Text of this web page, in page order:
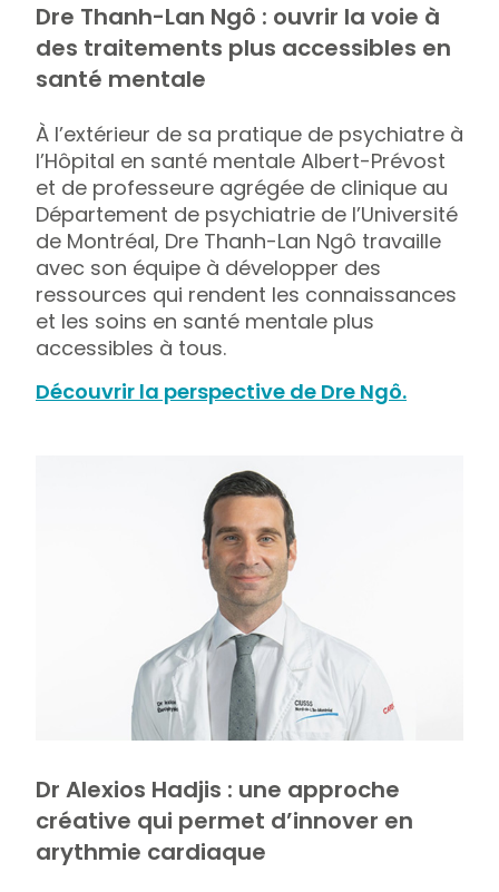
Dre Thanh-Lan Ngô : ouvrir la voie à
des traitements plus accessibles en
santé mentale
À l’extérieur de sa pratique de psychiatre à
l’Hôpital en santé mentale Albert-Prévost
et de professeure agrégée de clinique au
Département de psychiatrie de l’Université
de Montréal, Dre Thanh-Lan Ngô travaille
avec son équipe à développer des
ressources qui rendent les connaissances
et les soins en santé mentale plus
accessibles à tous.
Découvrir la perspective de Dre Ngô.
Dr Alexios Hadjis : une approche
créative qui permet d’innover en
arythmie cardiaque